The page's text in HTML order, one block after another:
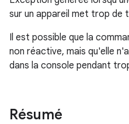
sur un appareil met trop de
Il est possible que la
non réactive, mais qu'elle
dans la console pendant
Résumé